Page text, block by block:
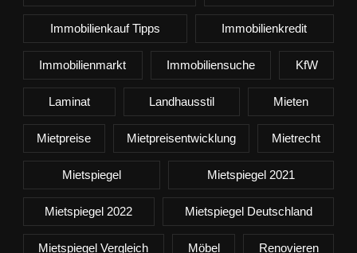
Immobilienkauf Tipps Immobilienkredit
Immobilienmarkt Immobiliensuche KfW
Laminat Landhausstil Mieten
Mietpreise Mietpreisentwicklung Mietrecht
Mietspiegel Mietspiegel 2021
Mietspiegel 2022 Mietspiegel Deutschland
Mietspiegel Vergleich Möbel Renovieren